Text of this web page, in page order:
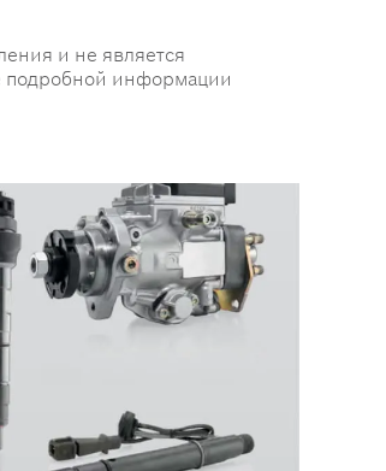
и не является
подробной информации
запчастей
30.07.2026